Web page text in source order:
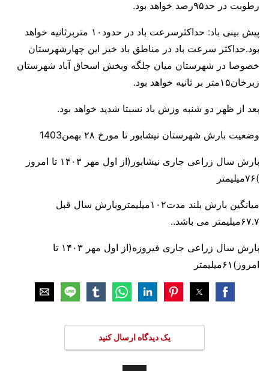
رطوبت در حد۹۵رصد خواهد بود.
پیش بینی باد: حداکثرسرعت باد در حدود۱۰ متربرثانیه خواهد
بود.حداکثر سرعت باد در مناطق باد خیز این چهارشهرستان
خصوصا در شهرستان میان جلگه وبخش اسحاق آباد شهرستان
زبرخان۱۵متر بر ثانیه خواهد بود.
بعد از ظهر دو شنبه وزش باد نسبتا شدید خواهد بود.
وضعیت بارش شهرستان نیشابور تا مورخ ۲۸ بهمن1403
بارش سال زراعی جاری نیشابور(از اول مهر ۱۴۰۳ تا امروز
)۷۶میلیمتر
میانگین بارش بلند مدت۱۰۲میلیمتروبارش سال قبل
۶۷.۷میلیمتر می باشد..
بارش سال زراعی جاری فیروزه(از اول مهر ۱۴۰۳ تا
امروز)۶۱میلیمتر
یک دیدگاه ارسال کنید